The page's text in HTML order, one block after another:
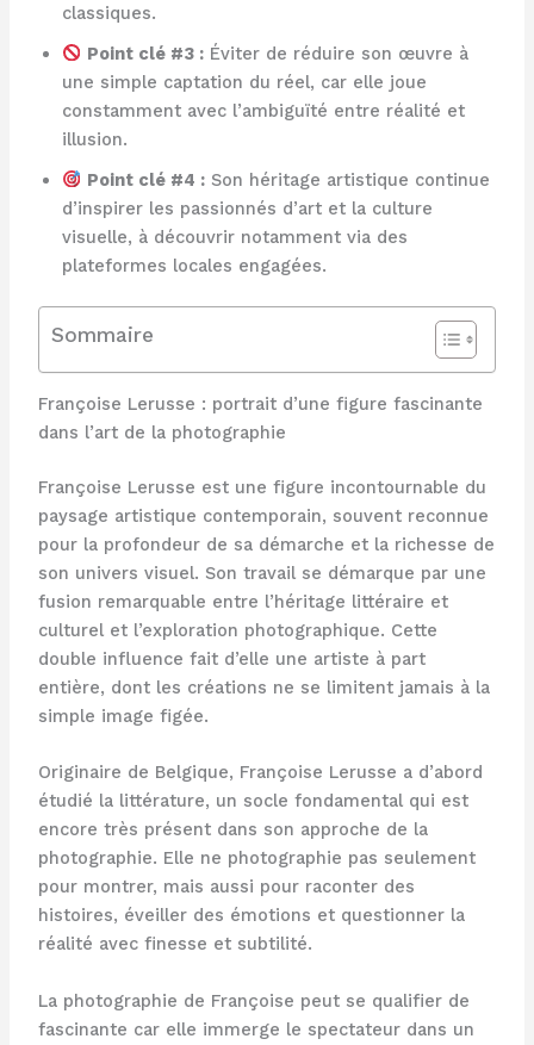
classiques.
Point clé #3 : Éviter de réduire son œuvre à
une simple captation du réel, car elle joue
constamment avec l’ambiguïté entre réalité et
illusion.
Point clé #4 : Son héritage artistique continue
d’inspirer les passionnés d’art et la culture
visuelle, à découvrir notamment via des
plateformes locales engagées.
Sommaire
Françoise Lerusse : portrait d’une figure fascinante
dans l’art de la photographie
Françoise Lerusse est une figure incontournable du
paysage artistique contemporain, souvent reconnue
pour la profondeur de sa démarche et la richesse de
son univers visuel. Son travail se démarque par une
fusion remarquable entre l’héritage littéraire et
culturel et l’exploration photographique. Cette
double influence fait d’elle une artiste à part
entière, dont les créations ne se limitent jamais à la
simple image figée.
Originaire de Belgique, Françoise Lerusse a d’abord
étudié la littérature, un socle fondamental qui est
encore très présent dans son approche de la
photographie. Elle ne photographie pas seulement
pour montrer, mais aussi pour raconter des
histoires, éveiller des émotions et questionner la
réalité avec finesse et subtilité.
La photographie de Françoise peut se qualifier de
fascinante car elle immerge le spectateur dans un